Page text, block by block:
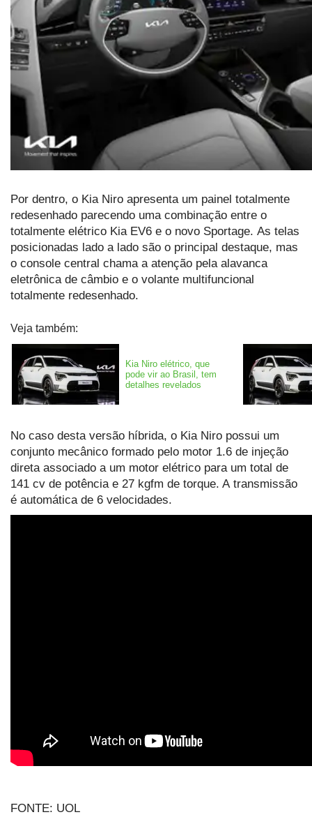
Por dentro, o Kia Niro apresenta um painel totalmente
redesenhado parecendo uma combinação entre o
totalmente elétrico Kia EV6 e o novo Sportage. As telas
posicionadas lado a lado são o principal destaque, mas
o console central chama a atenção pela alavanca
eletrônica de câmbio e o volante multifuncional
totalmente redesenhado.
Veja também:
Kia Niro elétrico, que
pode vir ao Brasil, tem
detalhes revelados
No caso desta versão híbrida, o Kia Niro possui um
conjunto mecânico formado pelo motor 1.6 de injeção
direta associado a um motor elétrico para um total de
141 cv de potência e 27 kgfm de torque. A transmissão
é automática de 6 velocidades.
FONTE: UOL